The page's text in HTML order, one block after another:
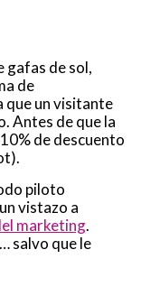
gafas de sol,
de
que un visitante
Antes de que la
de descuento
piloto
vistazo a
marketing.
salvo que le